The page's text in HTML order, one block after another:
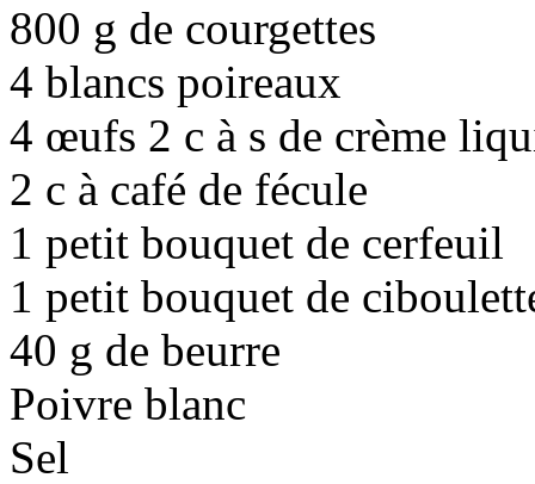
800 g de courgettes
4 blancs poireaux
4 œufs 2 c à s de crème
2 c à café de fécule
1 petit bouquet de cerfeuil
1 petit bouquet de
40 g de beurre
Poivre blanc
Sel